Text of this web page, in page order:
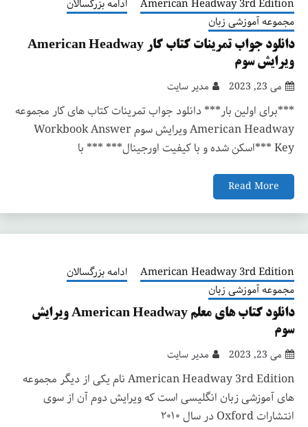
American Headway 3rd Edition
ادامه بزرگسالان
مجموعه آموزشی زبان
دانلود جواب تمرینات کتاب کار American Headway
ویرایش سوم
می 23, 2023 مدیر سایت
***برای اولین بار*** دانلود جواب تمرینات کتاب های کار مجموعه
American Headway ویرایش سوم Workbook Answer
Key ***اسکن شده و با کیفیت اورجینال*** *** با
Read More
American Headway 3rd Edition
ادامه بزرگسالان
مجموعه آموزشی زبان
دانلود کتاب های معلم American Headway ویرایش
سوم
می 23, 2023 مدیر سایت
American Headway 3rd Edition نام یکی از دیگر مجموعه
های آموزشی زبان انگلیسی است که ویرایش دوم آن از سوی
انتشارات Oxford در سال ۲۰۱۰